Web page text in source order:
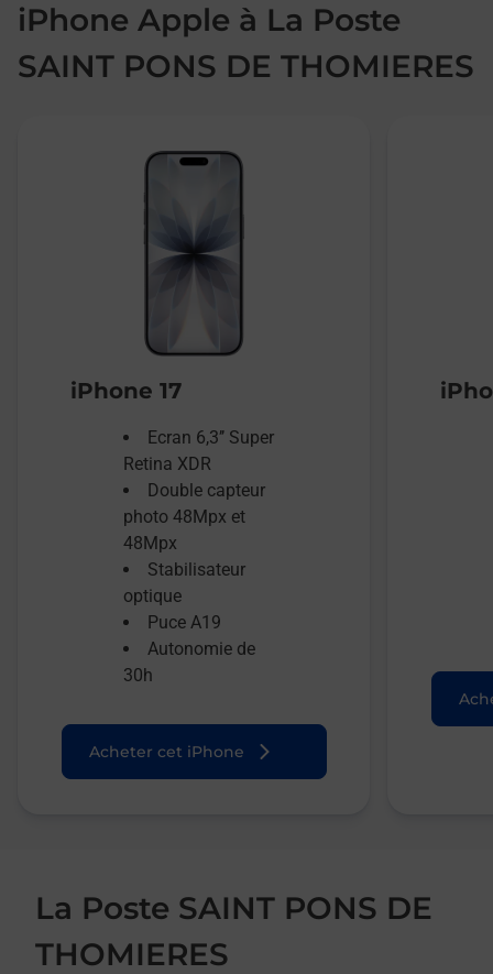
iPhone Apple à La Poste
SAINT PONS DE THOMIERES
iPhone 17
Ecran 6,3’’ Super
Retina XDR
Double capteur
photo 48Mpx et
48Mpx
Stabilisateur
optique
Puce A19
Autonomie de
30h
Acheter cet iPhone
La Poste SAINT PONS DE
THOMIERES